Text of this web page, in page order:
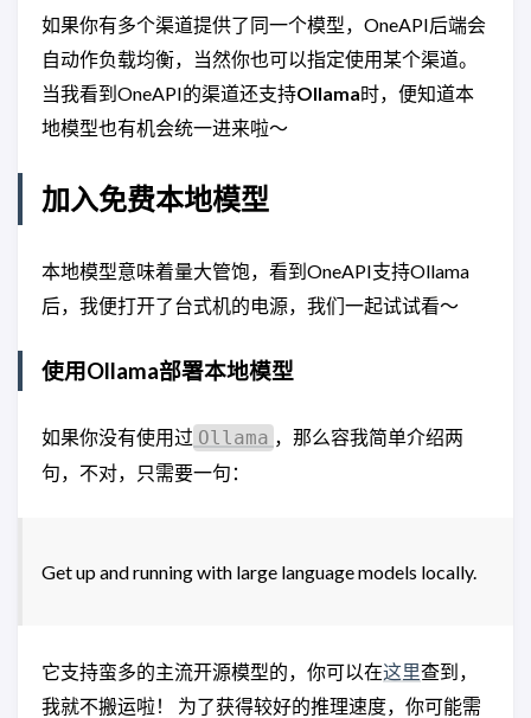
如果你有多个渠道提供了同一个模型，OneAPI后端会
自动作负载均衡，当然你也可以指定使用某个渠道。
当我看到OneAPI的渠道还支持Ollama时，便知道本
地模型也有机会统一进来啦～
加入免费本地模型
本地模型意味着量大管饱，看到OneAPI支持Ollama
后，我便打开了台式机的电源，我们一起试试看～
使用Ollama部署本地模型
如果你没有使用过 Ollama ，那么容我简单介绍两
句，不对，只需要一句：
Get up and running with large language models locally.
它支持蛮多的主流开源模型的，你可以在这里查到，
我就不搬运啦！ 为了获得较好的推理速度，你可能需